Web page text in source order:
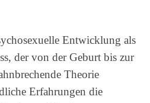
Entwicklung als
der von der Geburt bis zur
Theorie
Erfahrungen die